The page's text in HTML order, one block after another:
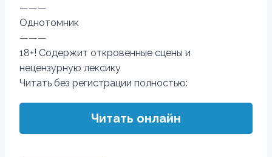
———
Однотомник
———
18+! Содержит откровенные сцены и
нецензурную лексику
Читать без регистрации полностью:
Читать онлайн